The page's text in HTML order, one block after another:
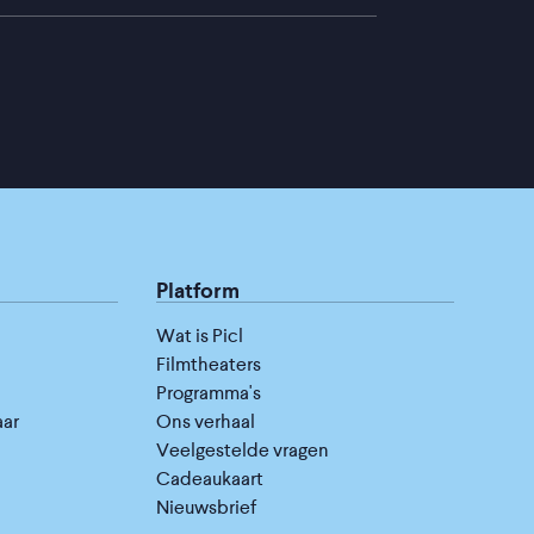
Platform
Wat is Picl
Filmtheaters
Programma's
Ons verhaal
Veelgestelde vragen
Cadeaukaart
Nieuwsbrief